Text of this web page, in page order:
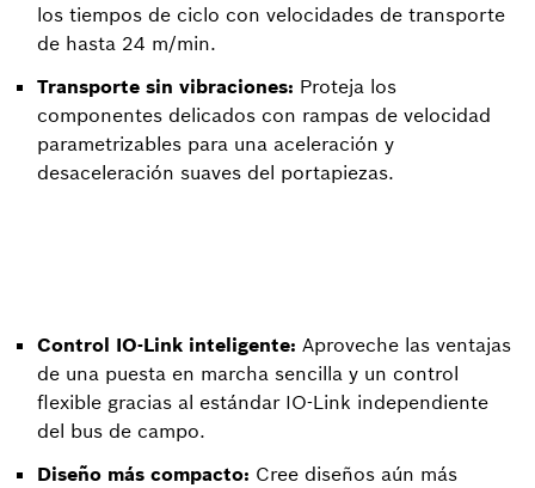
los tiempos de ciclo con velocidades de transporte
de hasta 24 m/min.
Transporte sin vibraciones: Proteja los
componentes delicados con rampas de velocidad
parametrizables para una aceleración y
desaceleración suaves del portapiezas.
Control IO-Link inteligente: Aproveche las ventajas
de una puesta en marcha sencilla y un control
flexible gracias al estándar IO-Link independiente
del bus de campo.
Diseño más compacto: Cree diseños aún más